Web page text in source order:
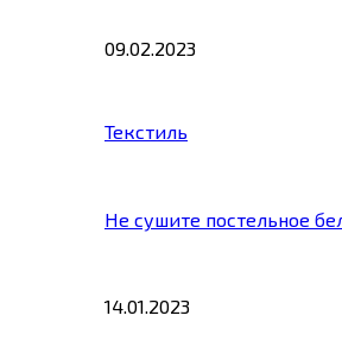
09.02.2023
Текстиль
Не сушите постельное
14.01.2023